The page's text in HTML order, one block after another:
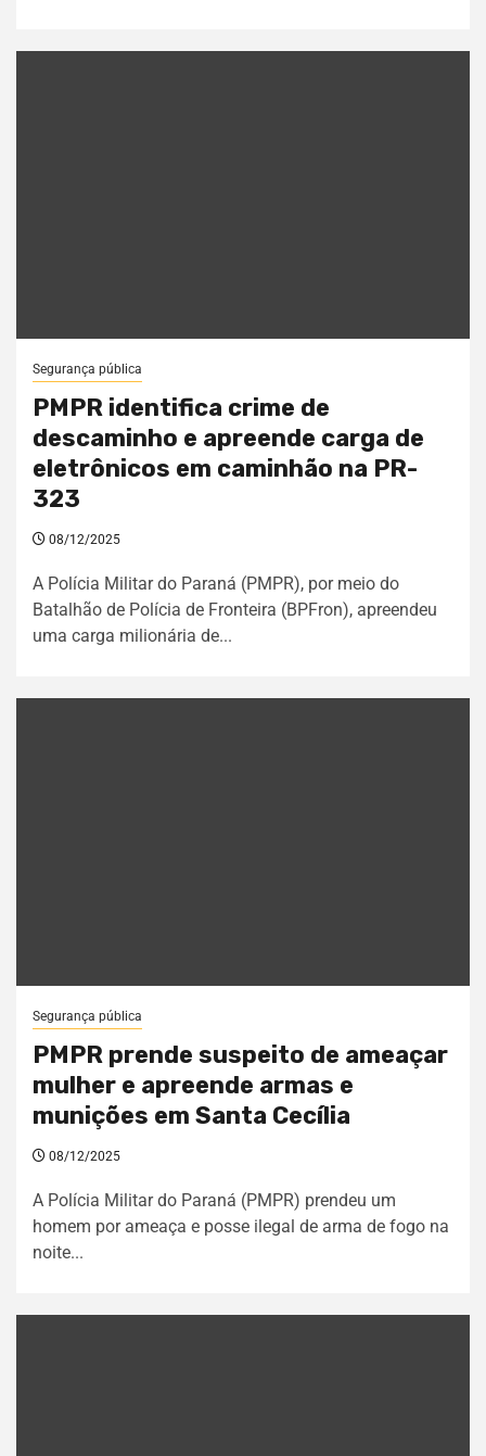
Segurança pública
PMPR identifica crime de
descaminho e apreende carga de
eletrônicos em caminhão na PR-
323
08/12/2025
A Polícia Militar do Paraná (PMPR), por meio do
Batalhão de Polícia de Fronteira (BPFron), apreendeu
uma carga milionária de...
Segurança pública
PMPR prende suspeito de ameaçar
mulher e apreende armas e
munições em Santa Cecília
08/12/2025
A Polícia Militar do Paraná (PMPR) prendeu um
homem por ameaça e posse ilegal de arma de fogo na
noite...